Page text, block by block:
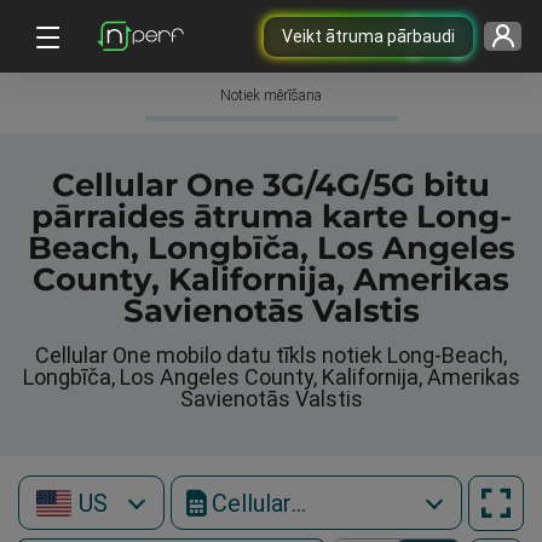
Veikt ātruma pārbaudi
Notiek mērīšana
Cellular One 3G/4G/5G bitu
pārraides ātruma karte Long-
Beach, Longbīča, Los Angeles
County, Kalifornija, Amerikas
Savienotās Valstis
Cellular One mobilo datu tīkls notiek Long-Beach,
Longbīča, Los Angeles County, Kalifornija, Amerikas
Savienotās Valstis
US Cellular One